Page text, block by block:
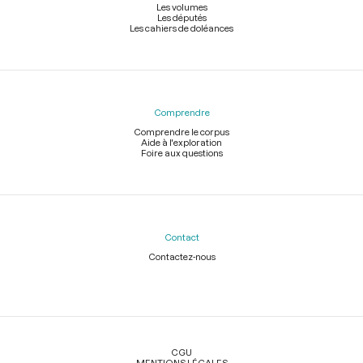
Les volumes
Les députés
Les cahiers de doléances
Comprendre
Comprendre le corpus
Aide à l'exploration
Foire aux questions
Contact
Contactez-nous
Légal
CGU